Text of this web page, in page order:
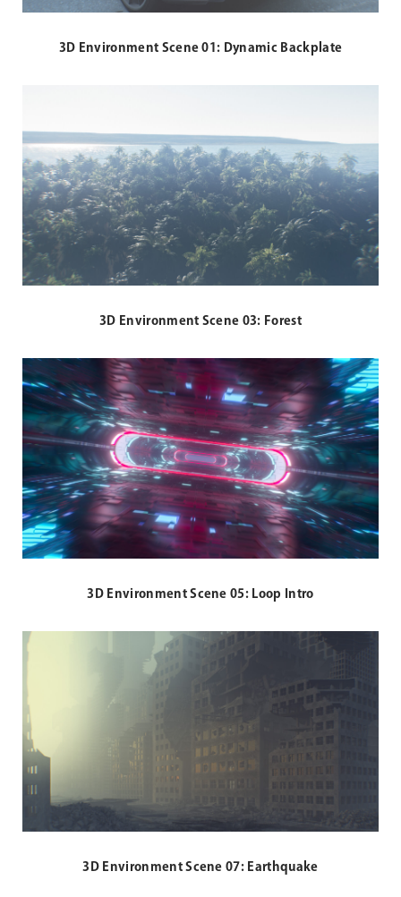
3D Environment Scene 01: Dynamic Backplate
3D Environment Scene 03: Forest
3D Environment Scene 05: Loop Intro
3D Environment Scene 07: Earthquake